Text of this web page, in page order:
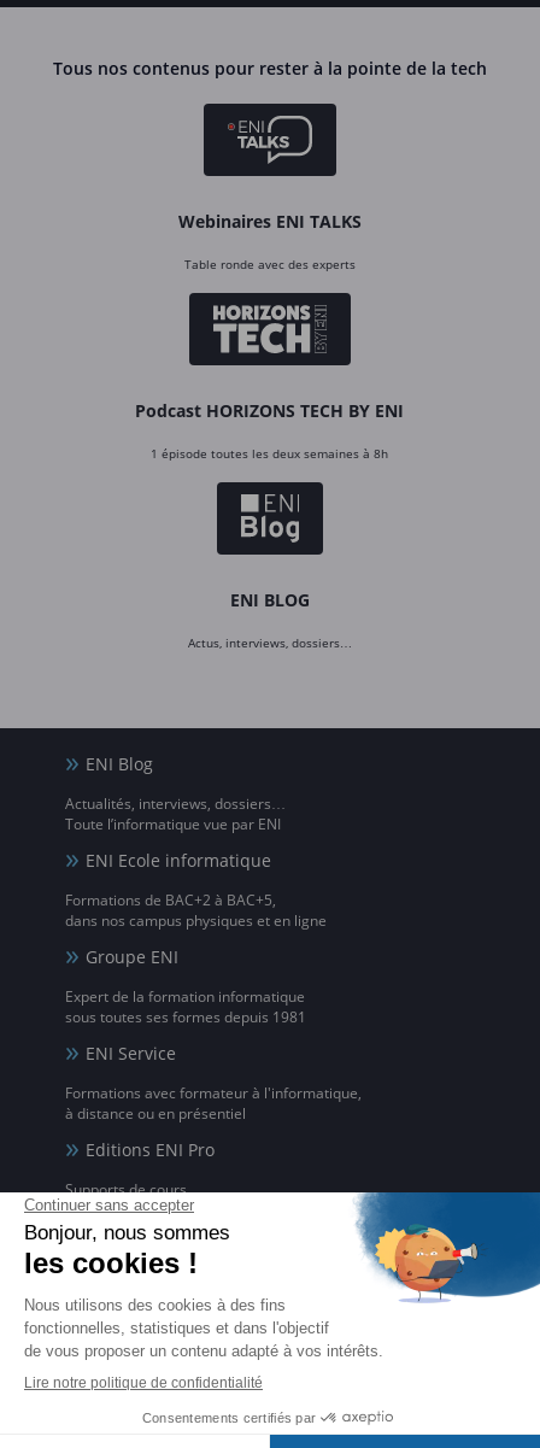
Tous nos contenus pour rester à la pointe de la tech
Webinaires ENI TALKS
Table ronde avec des experts
Podcast HORIZONS TECH BY ENI
1 épisode toutes les deux semaines à 8h
ENI BLOG
Actus, interviews, dossiers…
ENI Blog
Actualités, interviews, dossiers…
Toute l’informatique vue par ENI
ENI Ecole informatique
Formations de BAC+2 à BAC+5,
dans nos campus physiques et en ligne
Groupe ENI
Expert de la formation informatique
sous toutes ses formes depuis 1981
ENI Service
Formations avec formateur à l'informatique,
à distance ou en présentiel
Editions ENI Pro
Supports de cours
pour les organismes de formation
ENI elearning
La solution de formation à l'informatique en ligne,
disponible en 5 langues
Certifications ENI
Certifications à l'informatique